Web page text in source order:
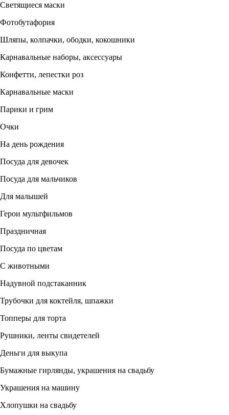
Светящиеся маски
Фотобутафория
Шляпы, колпачки, ободки, кокошники
Карнавальные наборы, аксессуары
Конфетти, лепестки роз
Карнавальные маски
Парики и грим
Очки
На день рождения
Посуда для девочек
Посуда для мальчиков
Для малышей
Герои мультфильмов
Праздничная
Посуда по цветам
С животными
Надувной подстаканник
Трубочки для коктейля, шпажки
Топперы для торта
Рушники, ленты свидетелей
Деньги для выкупа
Бумажные гирлянды, украшения на свадьбу
Украшения на машину
Хлопушки на свадьбу